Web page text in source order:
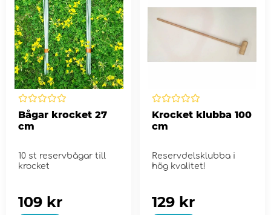
Bågar krocket 27
cm
10 st reservbågar till
krocket
109 kr
Krocket klubba 100
cm
Reservdelsklubba i
hög kvalitet!
129 kr